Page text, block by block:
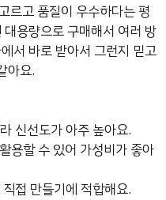
르고 품질이 우수하다는 평
용량으로 구매해서 여러 방
서 바로 받아서 그런지 믿고
아요.
신선도가 아주 높아요.
용할 수 있어 가성비가 좋아
접 만들기에 적합해요.